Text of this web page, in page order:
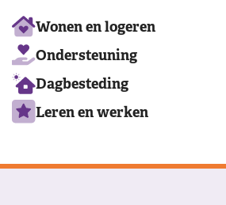
Ons
aanbod
Wonen en logeren
Ondersteuning
Dagbesteding
Leren en werken